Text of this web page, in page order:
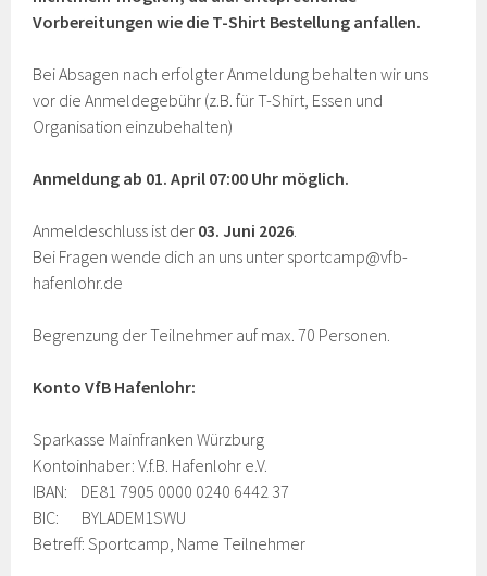
Vorbereitungen wie die T-Shirt Bestellung anfallen.
Bei Absagen nach erfolgter Anmeldung behalten wir uns
vor die Anmeldegebühr (z.B. für T-Shirt, Essen und
Organisation einzubehalten)
Anmeldung ab 01. April 07:00 Uhr möglich.
Anmeldeschluss ist der 03. Juni 2026
Bei Fragen wende dich an uns unter sportcamp@vfb-
hafenlohr.de
Begrenzung der Teilnehmer auf max. 70 Personen.
Konto VfB Hafenlohr:
Sparkasse Mainfranken Würzburg
Kontoinhaber: V.f.B. Hafenlohr e.V.
IBAN: DE81 7905 0000 0240 6442 37
BIC: BYLADEM1SWU
Betreff: Sportcamp, Name Teilnehmer